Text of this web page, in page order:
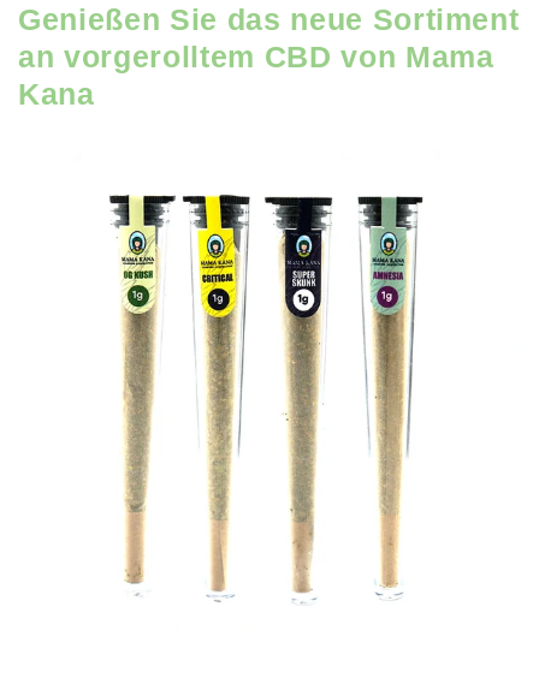
Genießen Sie das neue Sortiment
an vorgerolltem CBD von Mama
Kana